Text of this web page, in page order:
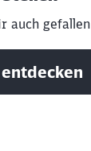
auch gefallen